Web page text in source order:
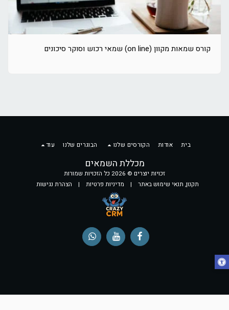
קורס שמאות מקוון (on line) שמאי רכוש וסוקר סיכונים
מכללת השמאים
זכויות יוצרים © 2026 כל הזכויות שמורות
תקנון, תנאי שימוש באתר | מדיניות פרטיות | הצהרת נגישות
בית אודות הקורסים שלנו הבוגרים שלנו עוד